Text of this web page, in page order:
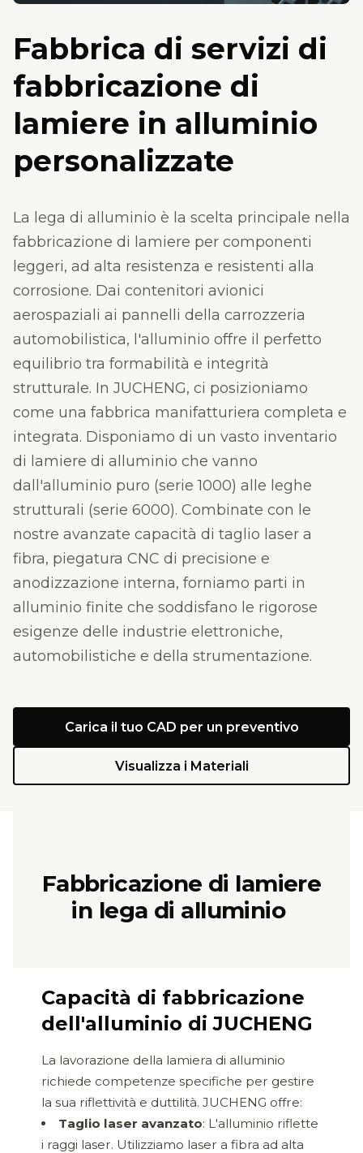
Fabbrica di servizi di
fabbricazione di
lamiere in alluminio
personalizzate
La lega di alluminio è la scelta principale nella
fabbricazione di lamiere per componenti
leggeri, ad alta resistenza e resistenti alla
corrosione. Dai contenitori avionici
aerospaziali ai pannelli della carrozzeria
automobilistica, l'alluminio offre il perfetto
equilibrio tra formabilità e integrità
strutturale. In JUCHENG, ci posizioniamo
come una fabbrica manifatturiera completa e
integrata. Disponiamo di un vasto inventario
di lamiere di alluminio che vanno
dall'alluminio puro (serie 1000) alle leghe
strutturali (serie 6000). Combinate con le
nostre avanzate capacità di taglio laser a
fibra, piegatura CNC di precisione e
anodizzazione interna, forniamo parti in
alluminio finite che soddisfano le rigorose
esigenze delle industrie elettroniche,
automobilistiche e della strumentazione.
Carica il tuo CAD per un preventivo
Visualizza i Materiali
Fabbricazione di lamiere
in lega di alluminio
Capacità di fabbricazione
dell'alluminio di JUCHENG
La lavorazione della lamiera di alluminio
richiede competenze specifiche per gestire
la sua riflettività e duttilità. JUCHENG offre:
Taglio laser avanzato: L'alluminio riflette
i raggi laser. Utilizziamo laser a fibra ad alta